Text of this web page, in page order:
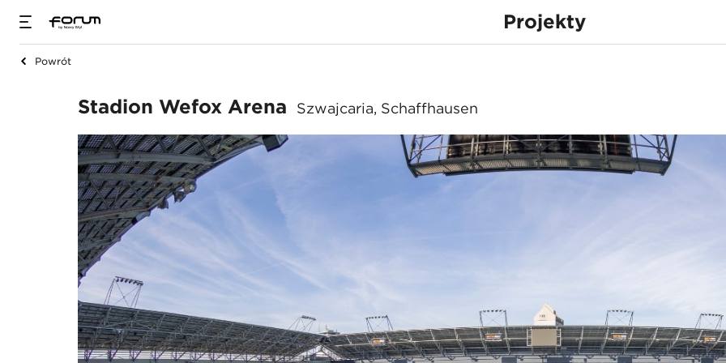
Projekty
Powrót
Stadion Wefox Arena
Stadion Wefox Arena Szwajcaria, Schaffhausen